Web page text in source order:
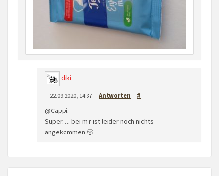
diki
22.09.2020, 14:37 Antworten #
@Cappi:
Super…. bei mir ist leider noch nichts
angekommen 🙁